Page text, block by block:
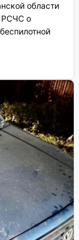
области
РСЧС о